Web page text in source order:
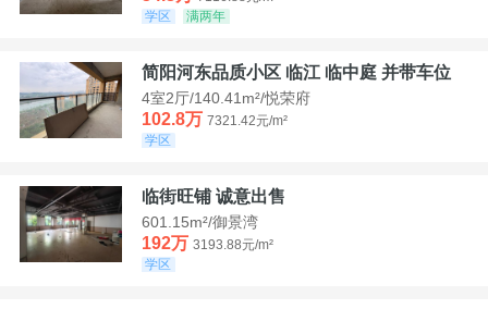
学区
满两年
简阳河东品质小区 临江 临中庭 并带车位
4室2厅/140.41m²/悦荣府
102.8万 7321.42元/m²
学区
临街旺铺 诚意出售
601.15m²/御景湾
192万 3193.88元/m²
学区